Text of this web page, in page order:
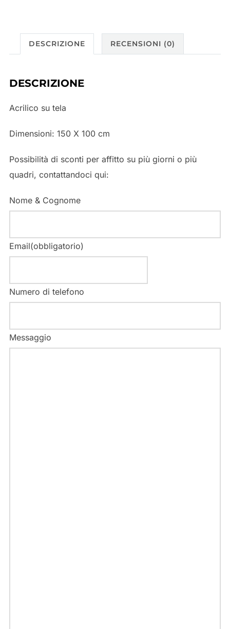
DESCRIZIONE RECENSIONI (0)
DESCRIZIONE
Acrilico su tela
Dimensioni: 150 X 100 cm
Possibilità di sconti per affitto su più giorni o più
quadri, contattandoci qui:
Nome & Cognome
Email(obbligatorio)
Numero di telefono
Messaggio